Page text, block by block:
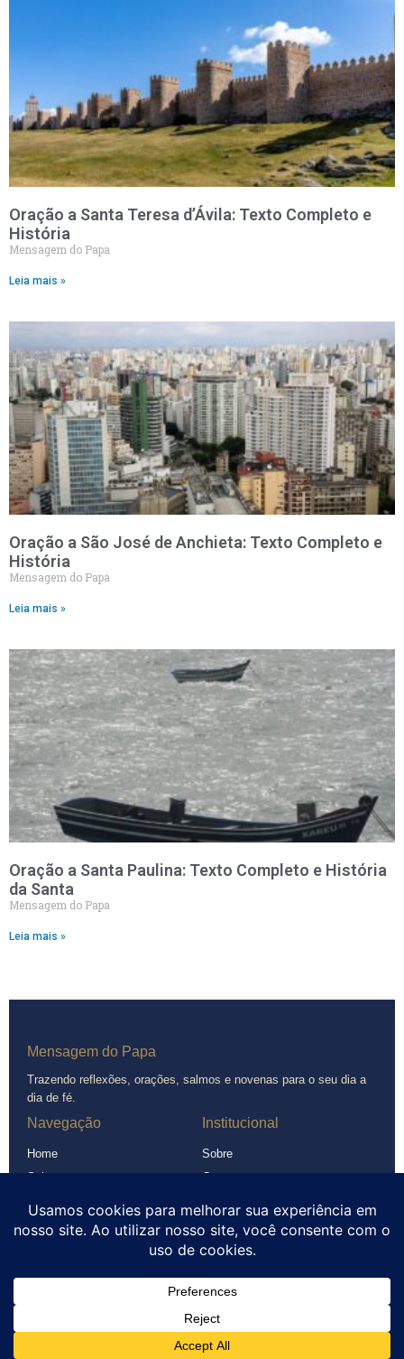
Oração a Santa Teresa d’Ávila: Texto Completo e
História
Mensagem do Papa
Leia mais »
Oração a São José de Anchieta: Texto Completo e
História
Mensagem do Papa
Leia mais »
Oração a Santa Paulina: Texto Completo e História
da Santa
Mensagem do Papa
Leia mais »
Mensagem do Papa
Trazendo reflexões, orações, salmos e novenas para o seu dia a
dia de fé.
Navegação
Home
Salmos
Orações
Institucional
Sobre
Contato
Termos de Uso
© 2026 Mensagem do Papa. Todos os direitos reservados.